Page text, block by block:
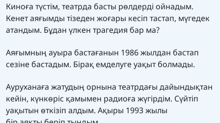
Киноға түстім, театрда басты рөлдерді ойнадым.
Кенет аяғымды тізеден жоғары кесіп тастап, мүгедек
атандым. Бұдан үлкен трагедия бар ма?
Аяғымның ауыра бастағанын 1986 жылдан бастап
сезіне бастадым. Бірақ емделуге уақыт болмады.
Ауруханаға жатудың орнына театрдағы дайындықтан
кейін, күнкөріс қамымен радиоға жүгірдім. Сүйтіп
уақытын өткізіп алдым. Ақыры 1993 жылы